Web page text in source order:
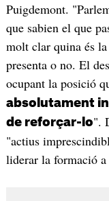
Puigdemont.
que sabien el que
molt clar quina és
presenta o no. El
ocupant la posició
absolutament
de reforçar-lo".
"actius
liderar la formació